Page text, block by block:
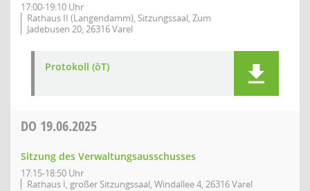
17:00-19:10 Uhr
Rathaus II (Langendamm), Sitzungssaal, Zum
Jadebusen 20, 26316 Varel
Protokoll (öT)
DO 19.06.2025
Sitzung des Verwaltungsausschusses
17:15-18:50 Uhr
Rathaus I, großer Sitzungssaal, Windallee 4, 26316 Varel